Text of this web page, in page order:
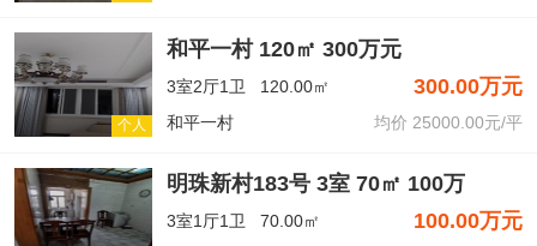
个人
和平一村 120㎡ 300万元
3室2厅1卫 120.00㎡ 300.00万元
和平一村 均价 25000.00元/平
明珠新村183号 3室 70㎡ 100万
3室1厅1卫 70.00㎡ 100.00万元